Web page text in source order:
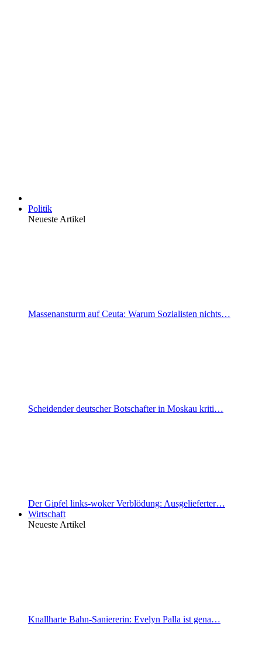
Politik
Neueste Artikel
Massenansturm auf Ceuta: Warum Sozialisten nichts…
Scheidender deutscher Botschafter in Moskau kriti…
Der Gipfel links-woker Verblödung: Ausgelieferter…
Wirtschaft
Neueste Artikel
Knallharte Bahn-Saniererin: Evelyn Palla ist gena…